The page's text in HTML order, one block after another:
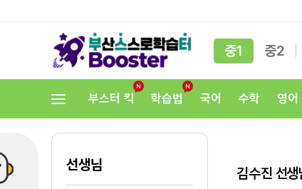
중1 중2
부스터 킥 학습법 국어 수학 영어
선생님 김수진 선생